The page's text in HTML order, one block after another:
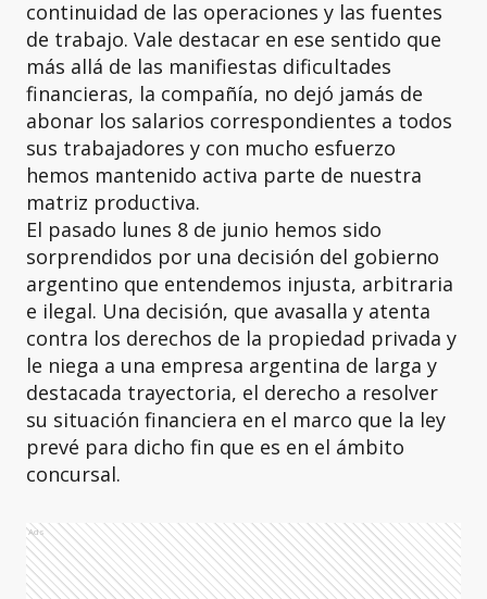
continuidad de las operaciones y las fuentes
de trabajo. Vale destacar en ese sentido que
más allá de las manifiestas dificultades
financieras, la compañía, no dejó jamás de
abonar los salarios correspondientes a todos
sus trabajadores y con mucho esfuerzo
hemos mantenido activa parte de nuestra
matriz productiva.
El pasado lunes 8 de junio hemos sido
sorprendidos por una decisión del gobierno
argentino que entendemos injusta, arbitraria
e ilegal. Una decisión, que avasalla y atenta
contra los derechos de la propiedad privada y
le niega a una empresa argentina de larga y
destacada trayectoria, el derecho a resolver
su situación financiera en el marco que la ley
prevé para dicho fin que es en el ámbito
concursal.
Ads